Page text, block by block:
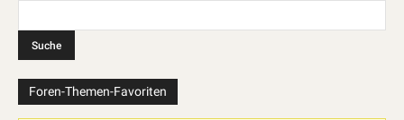
Foren-Themen-Favoriten